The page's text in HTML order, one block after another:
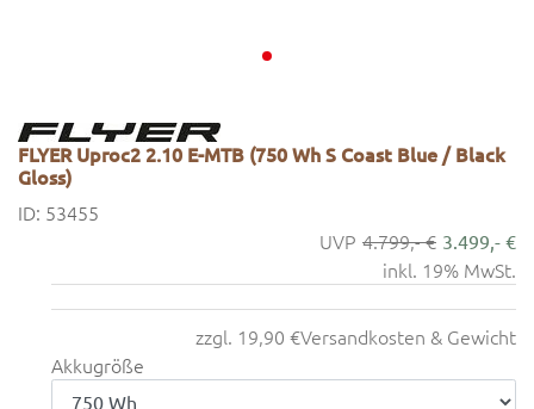
FLYER Uproc2 2.10 E-MTB (750 Wh S Coast Blue / Black
Gloss)
ID: 53455
4.799,- € 3.499,- €
inkl. 19% MwSt.
zzgl. 19,90 €Versandkosten & Gewicht
Akkugröße